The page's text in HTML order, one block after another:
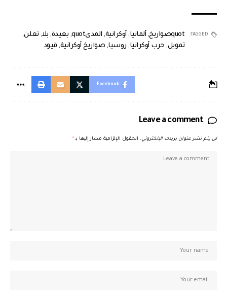
TAGGED: quotصواريخ , ألمانيا, أوكرانية, المدىquot , بعيدة, بلا, تعلن,
تمويل, حرب أوكرانيا, روسيا, صواريخ أوكرانية, قيود
Facebook
Leave a comment
لن يتم نشر عنوان بريدك الإلكتروني. الحقول الإلزامية مشار إليها بـ *